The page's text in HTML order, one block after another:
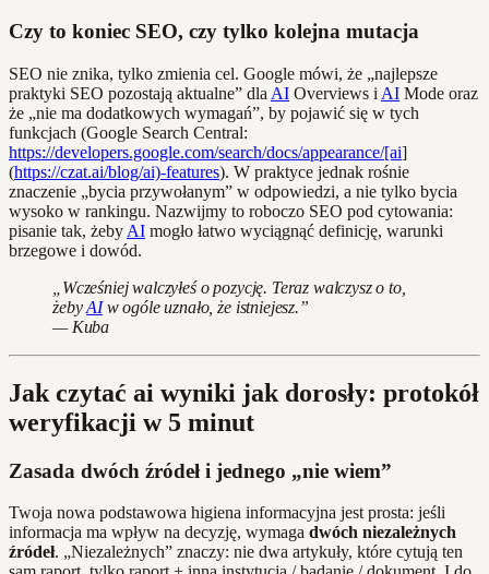
Czy to koniec SEO, czy tylko kolejna mutacja
SEO nie znika, tylko zmienia cel. Google mówi, że „najlepsze
praktyki SEO pozostają aktualne” dla AI Overviews i AI Mode oraz
że „nie ma dodatkowych wymagań”, by pojawić się w tych
funkcjach (Google Search Central:
https://developers.google.com/search/docs/appearance/[ai]
(https://czat.ai/blog/ai)-features). W praktyce jednak rośnie
znaczenie „bycia przywołanym” w odpowiedzi, a nie tylko bycia
wysoko w rankingu. Nazwijmy to roboczo SEO pod cytowania:
pisanie tak, żeby AI mogło łatwo wyciągnąć definicję, warunki
brzegowe i dowód.
„Wcześniej walczyłeś o pozycję. Teraz walczysz o to,
żebyAIw ogóle uznało, że istniejesz.”
— Kuba
Jak czytać ai wyniki jak dorosły: protokół
weryfikacji w 5 minut
Zasada dwóch źródeł i jednego „nie wiem”
Twoja nowa podstawowa higiena informacyjna jest prosta: jeśli
informacja ma wpływ na decyzję, wymaga dwóch niezależnych
źródeł. „Niezależnych” znaczy: nie dwa artykuły, które cytują ten